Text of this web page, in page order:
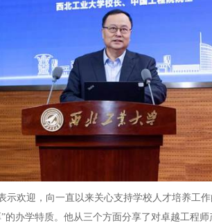
迎，向一直以来关心支持学校人才培养工作
办学特质。他从三个方面分享了对卓越工程